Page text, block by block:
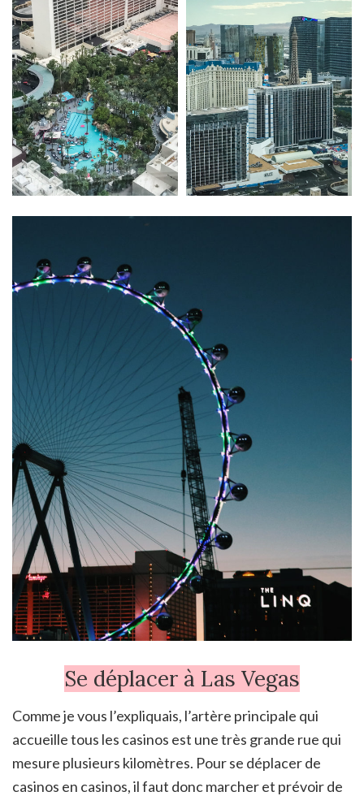
Se déplacer à Las Vegas
Comme je vous l’expliquais, l’artère principale qui
accueille tous les casinos est une très grande rue qui
mesure plusieurs kilomètres. Pour se déplacer de
casinos en casinos, il faut donc marcher et prévoir de